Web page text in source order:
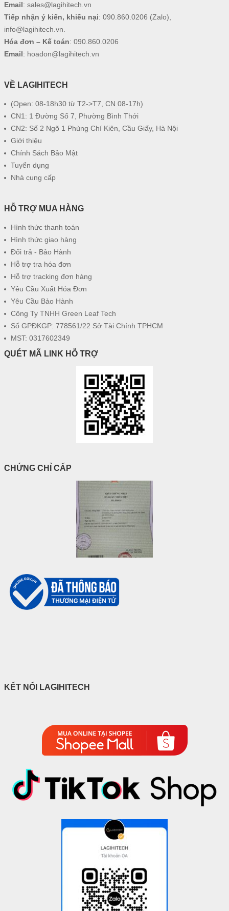
Email: sales@lagihitech.vn
Tiếp nhận ý kiến, khiếu nại: 090.860.0206 (Zalo),
info@lagihitech.vn.
Hóa đơn – Kế toán: 090.860.0206
Email: hoadon@lagihitech.vn
VỀ LAGIHITECH
(Open: 08-18h30 từ T2->T7, CN 08-17h)
CN1: 1 Đường Số 7, Phường Bình Thới
CN2: Số 2 Ngõ 1 Phùng Chí Kiên, Cầu Giấy, Hà Nội
Giới thiệu
Chính Sách Bảo Mật
Tuyển dụng
Nhà cung cấp
HỖ TRỢ MUA HÀNG
Hình thức thanh toán
Hình thức giao hàng
Đổi trả - Bảo Hành
Hỗ trợ tra hóa đơn
Hỗ trợ tracking đơn hàng
Yêu Cầu Xuất Hóa Đơn
Yêu Cầu Bảo Hành
Công Ty TNHH Green Leaf Tech
Số GPĐKGP: 778561/22 Sở Tài Chính TPHCM
MST: 0317602349
QUÉT MÃ LINK HỖ TRỢ
CHỨNG CHỈ CẤP
KẾT NỐI LAGIHITECH